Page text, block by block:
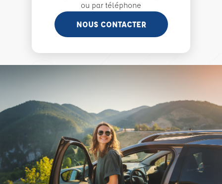
ou par téléphone
NOUS CONTACTER